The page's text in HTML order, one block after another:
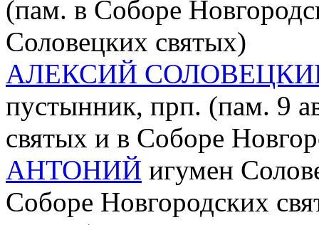
(пам. в Соборе
Соловецких святых)
АЛЕКСИЙ
пустынник, прп. (пам. 9
святых и в Соборе
АНТОНИЙ игумен
Соборе Новгородских